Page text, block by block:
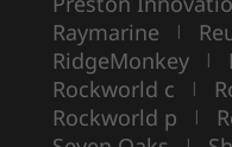
Raymarine |
RidgeMonkey |
Rockworld c |
Rockworld p |